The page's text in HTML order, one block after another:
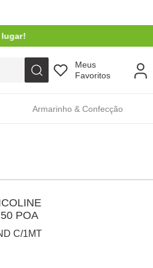
lugar!
Meus
Favoritos
Armarinho & Confecção
POA
C/1MT